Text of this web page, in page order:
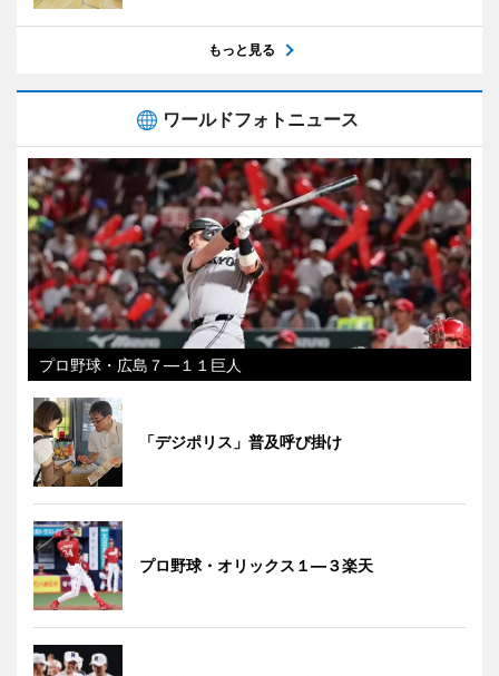
もっと見る
ワールドフォトニュース
プロ野球・広島７―１１巨人
「デジポリス」普及呼び掛け
プロ野球・オリックス１―３楽天